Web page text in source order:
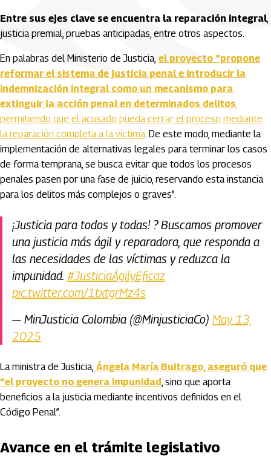
Entre sus ejes clave se encuentra la reparación integral,
justicia premial, pruebas anticipadas, entre otros aspectos.
En palabras del Ministerio de Justicia, el proyecto “propone
reformar el sistema de justicia penal e introducir la
indemnización integral como un mecanismo para
extinguir la acción penal en determinados delitos,
permitiendo que el acusado pueda cerrar el proceso mediante
la reparación completa a la víctima. De este modo, mediante la
implementación de alternativas legales para terminar los casos
de forma temprana, se busca evitar que todos los procesos
penales pasen por una fase de juicio, reservando esta instancia
para los delitos más complejos o graves”.
¡Justicia para todos y todas! ? Buscamos promover
una justicia más ágil y reparadora, que responda a
las necesidades de las víctimas y reduzca la
impunidad. #JusticiaÁgilyEficaz
pic.twitter.com/1txtgrMz4s
— MinJusticia Colombia (@MinjusticiaCo) May 13,
2025
La ministra de Justicia, Ángela María Buitrago, aseguró que
“el proyecto no genera impunidad, sino que aporta
beneficios a la justicia mediante incentivos definidos en el
Código Penal”.
Avance en el trámite legislativo